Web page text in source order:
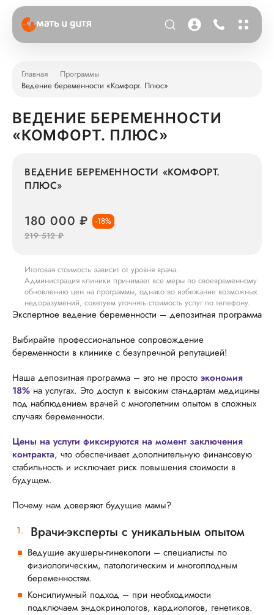
Главная
Программы
Ведение беременности «Комфорт. Плюс»
ВЕДЕНИЕ БЕРЕМЕННОСТИ
«КОМФОРТ. ПЛЮС»
Экспертное ведение беременности – депозитная программа
Выбирайте профессиональное сопровождение
беременности в клинике с безупречной репутацией!
Наша депозитная программа – это не просто экономия
18% на услугах. Это доступ к высоким стандартам медицины
под наблюдением врачей с многолетним опытом в сложных
случаях беременности.
Цены на услуги фиксируются на момент заключения
контракта, что обеспечивает дополнительную финансовую
стабильность и исключает риск повышения стоимости в
будущем.
Почему нам доверяют будущие мамы?
Врачи-эксперты с уникальным опытом
Ведущие акушеры-гинекологи – специалисты по
физиологическим, патологическим и многоплодным
беременностям.
Консилиумный подход – при необходимости
подключаем эндокринологов, кардиологов, генетиков.
ВЕДЕНИЕ БЕРЕМЕННОСТИ «КОМФОРТ.
ПЛЮС»
180 000 ₽
-18%
219 512 ₽
Итоговая стоимость зависит от уровня врача.
Администрация клиники принимает все меры по своевременному
обновлению цен на программы, однако во избежание возможных
недоразумений, советуем уточнять стоимость услуг по телефону.